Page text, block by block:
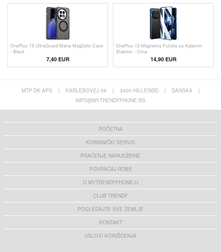
OnePlus 13 UltraGuard Matte MagSafe Case
- Black
7,40 EUR
OnePlus 13 Magnetna Futrola sa Kaljenim
Staklom - Crna
14,90 EUR
MTP DK APS | KARLEBOVEJ 59 | 3400 HILLERØD | DANSKA
|
INFO@MYTRENDYPHONE.RS
POČETNA
KORISNIČKI SERVIS
PRAĆENJE NARUDŽBINE
POVRAĆAJ ROBE
O MYTRENDYPHONE-U
CLUB TRENDY
POGLEDAJTE SVE ZEMLJE
KONTAKT
USLOVI KORIŠĆENJA